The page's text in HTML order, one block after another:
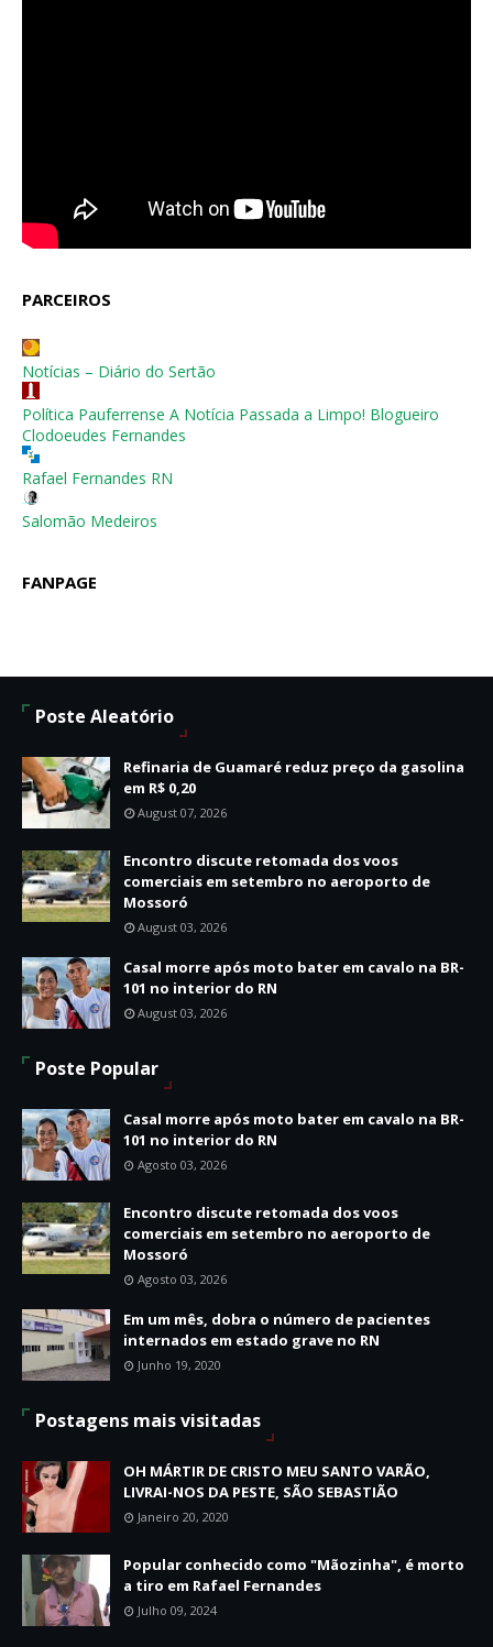
PARCEIROS
Notícias – Diário do Sertão
Política Pauferrense A Notícia Passada a Limpo! Blogueiro
Clodoeudes Fernandes
Rafael Fernandes RN
Salomão Medeiros
FANPAGE
Poste Aleatório
Refinaria de Guamaré reduz preço da gasolina
em R$ 0,20
August 07, 2026
Encontro discute retomada dos voos
comerciais em setembro no aeroporto de
Mossoró
August 03, 2026
Casal morre após moto bater em cavalo na BR-
101 no interior do RN
August 03, 2026
Poste Popular
Casal morre após moto bater em cavalo na BR-
101 no interior do RN
Agosto 03, 2026
Encontro discute retomada dos voos
comerciais em setembro no aeroporto de
Mossoró
Agosto 03, 2026
Em um mês, dobra o número de pacientes
internados em estado grave no RN
Junho 19, 2020
Postagens mais visitadas
OH MÁRTIR DE CRISTO MEU SANTO VARÃO,
LIVRAI-NOS DA PESTE, SÃO SEBASTIÃO
Janeiro 20, 2020
Popular conhecido como "Mãozinha", é morto
a tiro em Rafael Fernandes
Julho 09, 2024